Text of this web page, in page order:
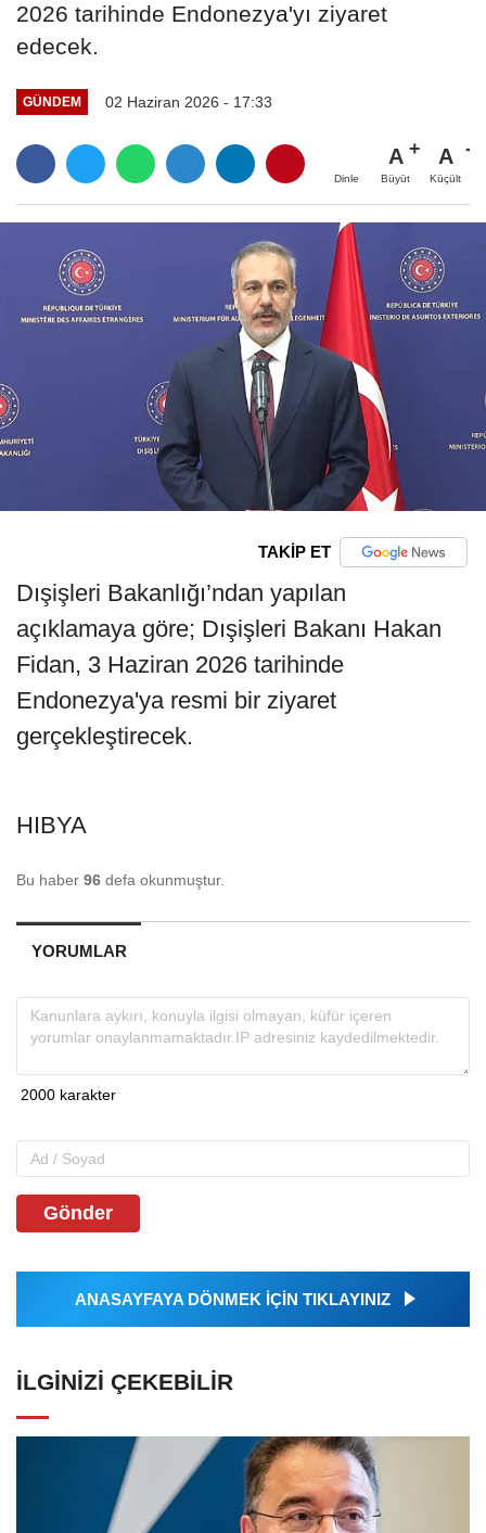
2026 tarihinde Endonezya'yı ziyaret
edecek.
GÜNDEM 02 Haziran 2026 - 17:33
Dinle
A
Büyüt
A
Küçült
TAKİP ET
Dışişleri Bakanlığı’ndan yapılan
açıklamaya göre; Dışişleri Bakanı Hakan
Fidan, 3 Haziran 2026 tarihinde
Endonezya'ya resmi bir ziyaret
gerçekleştirecek.
HIBYA
Bu haber 96 defa okunmuştur.
YORUMLAR
Gönder
ANASAYFAYA DÖNMEK İÇİN TIKLAYINIZ
İLGINIZI ÇEKEBILIR